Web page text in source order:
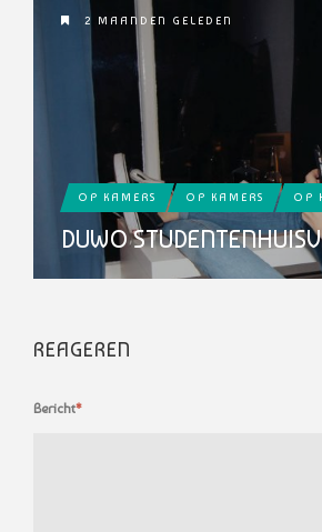
2 MAANDEN GELEDEN
OP KAMERS OP KAMERS OP
DUWO
REAGEREN
Bericht*